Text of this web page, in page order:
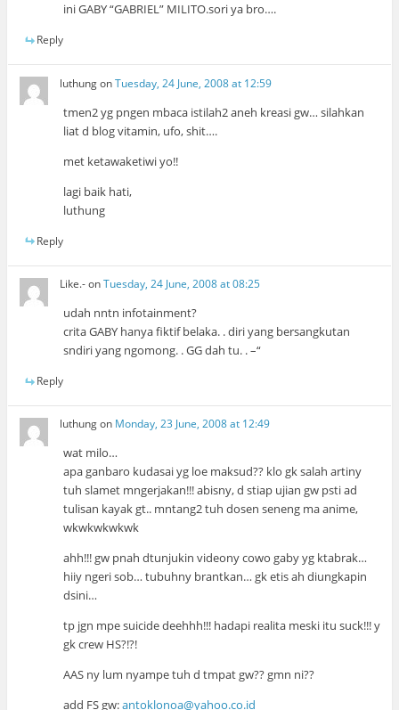
ini GABY “GABRIEL” MILITO.sori ya bro….
Reply
luthungonTuesday, 24 June, 2008 at 12:59
tmen2 yg pngen mbaca istilah2 aneh kreasi gw… silahkan
liat d blog vitamin, ufo, shit….
met ketawaketiwi yo!!
lagi baik hati,
luthung
Reply
Like.-onTuesday, 24 June, 2008 at 08:25
udah nntn infotainment?
crita GABY hanya fiktif belaka. . diri yang bersangkutan
sndiri yang ngomong. . GG dah tu. . –“
Reply
luthungon Monday, 23 June, 2008 at 12:49
wat milo…
apa ganbaro kudasai yg loe maksud?? klo gk salah artiny
tuh slamet mngerjakan!!! abisny, d stiap ujian gw psti ad
tulisan kayak gt.. mntang2 tuh dosen seneng ma anime,
wkwkwkwkwk
ahh!!! gw pnah dtunjukin videony cowo gaby yg ktabrak…
hiiy ngeri sob… tubuhny brantkan… gk etis ah diungkapin
dsini…
tp jgn mpe suicide deehhh!!! hadapi realita meski itu suck!!! y
gk crew HS?!?!
AAS ny lum nyampe tuh d tmpat gw?? gmn ni??
add FS gw:antoklonoa@yahoo.co.id